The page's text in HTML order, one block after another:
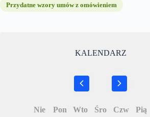
Przydatne wzory umów z omówieniem
KALENDARZ
Nie Pon Wto Śro Czw Pią